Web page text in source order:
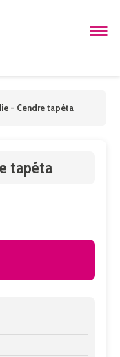
- Cendre tapéta
tapéta